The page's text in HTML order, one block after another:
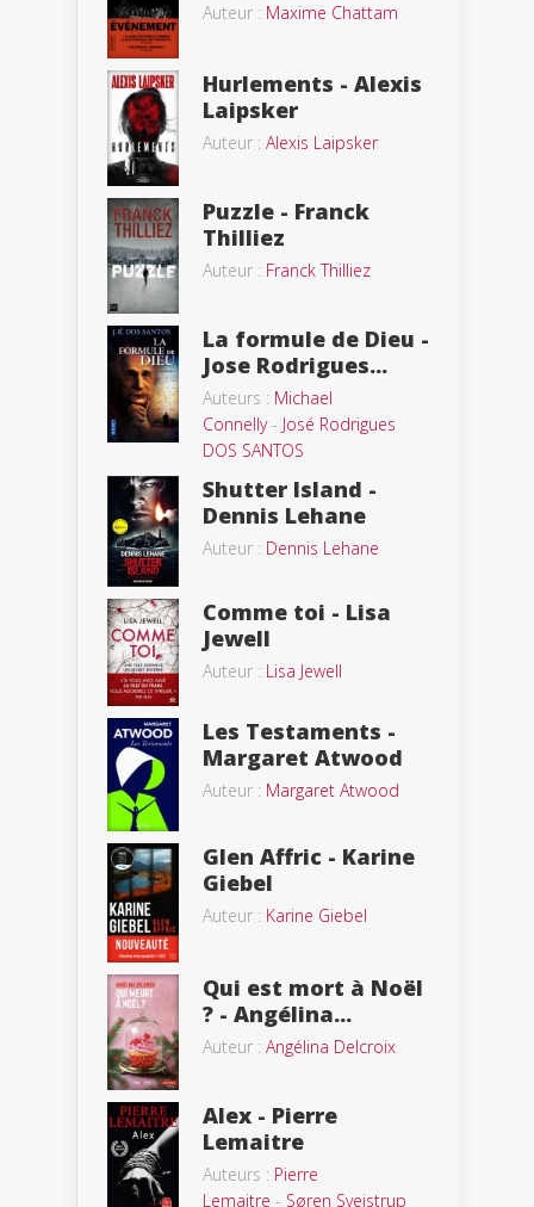
Auteur : Maxime Chattam
Hurlements - Alexis
Laipsker
Auteur : Alexis Laipsker
Puzzle - Franck
Thilliez
Auteur : Franck Thilliez
La formule de Dieu -
Jose Rodrigues...
Auteurs : Michael
Connelly- José Rodrigues
DOS SANTOS
Shutter Island -
Dennis Lehane
Auteur : Dennis Lehane
Comme toi - Lisa
Jewell
Auteur : Lisa Jewell
Les Testaments -
Margaret Atwood
Auteur : Margaret Atwood
Glen Affric - Karine
Giebel
Auteur : Karine Giebel
Qui est mort à Noël
? - Angélina...
Auteur : Angélina Delcroix
Alex - Pierre
Lemaitre
Auteurs : Pierre
Lemaitre - Søren Sveistrup